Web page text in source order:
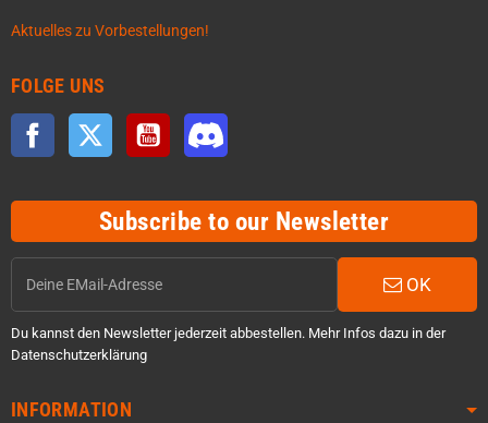
Aktuelles zu Vorbestellungen!
FOLGE UNS
Facebook Twitter YouTube
Subscribe to our Newsletter
OK
Du kannst den Newsletter jederzeit abbestellen. Mehr Infos dazu in der
Datenschutzerklärung
INFORMATION